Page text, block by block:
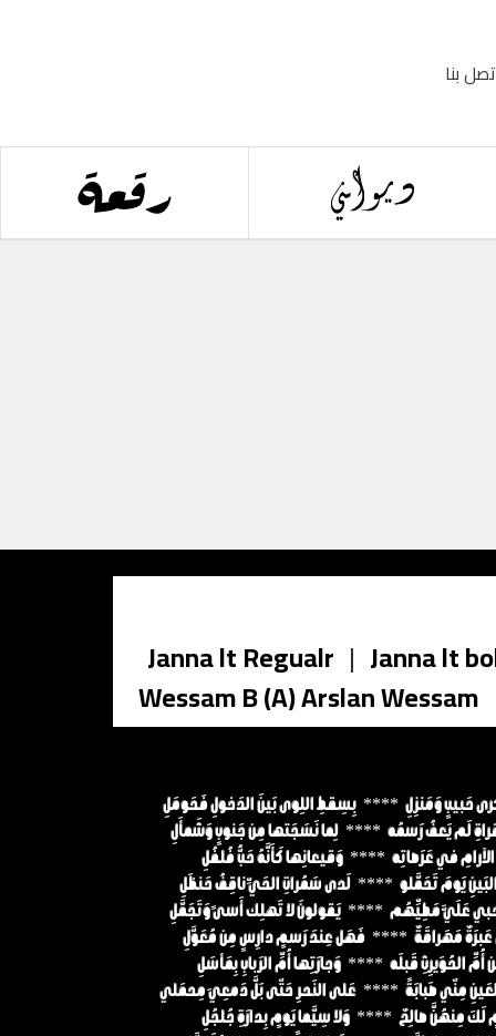
بنا
Janna lt Regualr | Janna lt
Wessam B (A) Arslan Wessam